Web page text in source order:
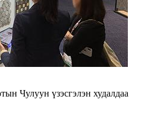
Чулуун үзэсгэлэн худалдаа